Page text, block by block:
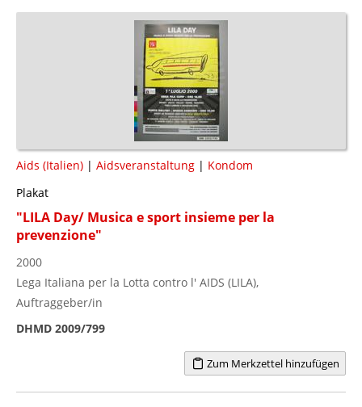
Aids (Italien) | Aidsveranstaltung | Kondom
Plakat
"LILA Day/ Musica e sport insieme per la
prevenzione"
2000
Lega Italiana per la Lotta contro l' AIDS (LILA),
Auftraggeber/in
DHMD 2009/799
Zum Merkzettel hinzufügen